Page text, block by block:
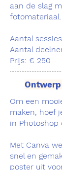
aan de slag
fotomateriaal.
Aantal
Aantal
Prijs: € 250
Om een
maken, hoef
in Photoshop
Met Canva
snel en
poster uit